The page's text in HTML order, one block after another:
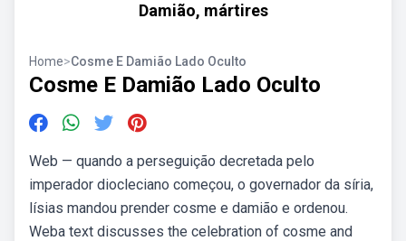
Damião, mártires
Home>Cosme E Damião Lado Oculto
Cosme E Damião Lado Oculto
Web — quando a perseguição decretada pelo
imperador diocleciano começou, o governador da síria,
lísias mandou prender cosme e damião e ordenou.
Weba text discusses the celebration of cosme and